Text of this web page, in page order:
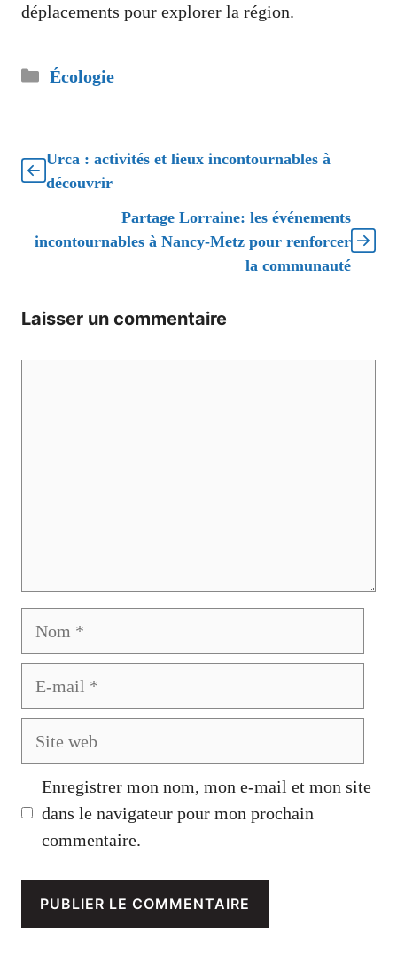
déplacements pour explorer la région.
Catégories
Écologie
Urca : activités et lieux incontournables à
découvrir
Partage Lorraine: les événements
incontournables à Nancy-Metz pour renforcer
la communauté
Laisser un commentaire
Enregistrer mon nom, mon e-mail et mon site
dans le navigateur pour mon prochain
commentaire.